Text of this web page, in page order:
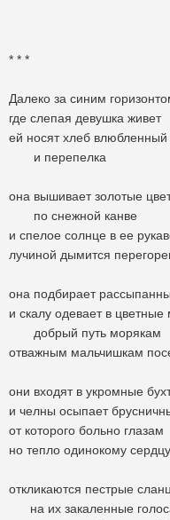
* * *
Далеко за синим
где слепая девушка живет
ей носят хлеб влюбленный
и перепелка
она вышивает золотые
по снежной канве
и спелое солнце в ее
лучиной дымится
она подбирает
и скалу одевает в цветные
добрый путь морякам
отважным мальчишкам
они входят в укромные
и челны осыпает
от которого больно глазам
но тепло одинокому сердцу
откликаются пестрые
на их закаленные